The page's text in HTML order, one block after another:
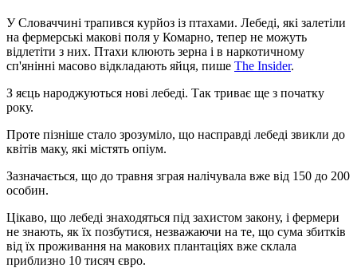
У Словаччині трапився курйоз із птахами. Лебеді, які залетіли
на фермерські макові поля у Комарно, тепер не можуть
відлетіти з них. Птахи клюють зерна і в наркотичному
сп'янінні масово відкладають яйця, пише Тhe Іnsider.
З яєць народжуються нові лебеді. Так триває ще з початку
року.
Проте пізніше стало зрозуміло, що насправді лебеді звикли до
квітів маку, які містять опіум.
Зазначається, що до травня зграя налічувала вже від 150 до 200
особин.
Цікаво, що лебеді знаходяться під захистом закону, і фермери
не знають, як їх позбутися, незважаючи на те, що сума збитків
від їх проживання на макових плантаціях вже склала
приблизно 10 тисяч євро.